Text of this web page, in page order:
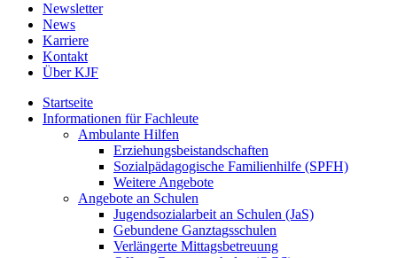
Newsletter
News
Karriere
Kontakt
Über KJF
Startseite
Informationen für Fachleute
Ambulante Hilfen
Erziehungsbeistandschaften
Sozialpädagogische Familienhilfe (SPFH)
Weitere Angebote
Angebote an Schulen
Jugendsozialarbeit an Schulen (JaS)
Gebundene Ganztagsschulen
Verlängerte Mittagsbetreuung